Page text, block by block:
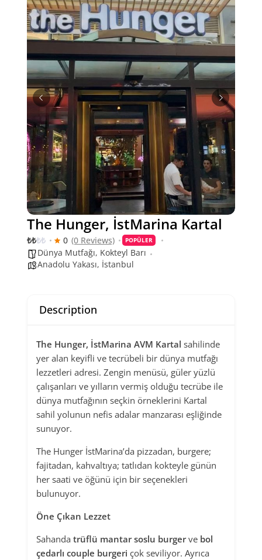
The Hunger, İstMarina Kartal
₺₺₺₺ 0 (0 Reviews) POPÜLER
Dünya Mutfağı, Kokteyl Barı
Anadolu Yakası, İstanbul
Description
The Hunger, İstMarina AVM Kartal sahilinde
yer alan keyifli ve tecrübeli bir dünya mutfağı
lezzetleri adresi. Zengin menüsü, güler yüzlü
çalışanları ve yılların vermiş olduğu tecrübe ile
dünya mutfağının seçkin örneklerini Kartal
sahil yolunun nefis adalar manzarası eşliğinde
sunuyor.
The Hunger İstMarina’da pizzadan, burgere;
fajitadan, kahvaltıya; tatlıdan kokteyle günün
her saati ve öğünü için bir seçenekleri
bulunuyor.
Öne Çıkan Lezzet
Sahanda trüflü mantar soslu burgerve bol
çedarlı couple burgeri çok seviliyor. Ayrıca